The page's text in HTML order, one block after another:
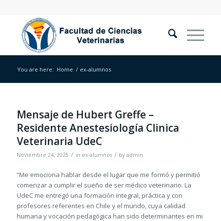
You are here: Home / ex-alumnos
Mensaje de Hubert Greffe –
Residente Anestesiología Clinica
Veterinaria UdeC
Noviembre 24, 2025 / in ex-alumnos / by admin
“Me emociona hablar desde el lugar que me formó y permitió
comenzar a cumplir el sueño de ser médico veterinario. La
UdeC me entregó una formación integral, práctica y con
profesores referentes en Chile y el mundo, cuya calidad
humana y vocación pedagógica han sido determinantes en mi